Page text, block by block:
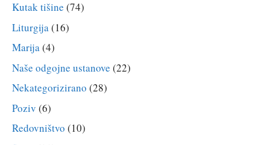
Kutak tišine (74)
Liturgija(16)
Marija(4)
Naše odgojne ustanove (22)
Nekategorizirano (28)
Poziv (6)
Redovništvo (10)